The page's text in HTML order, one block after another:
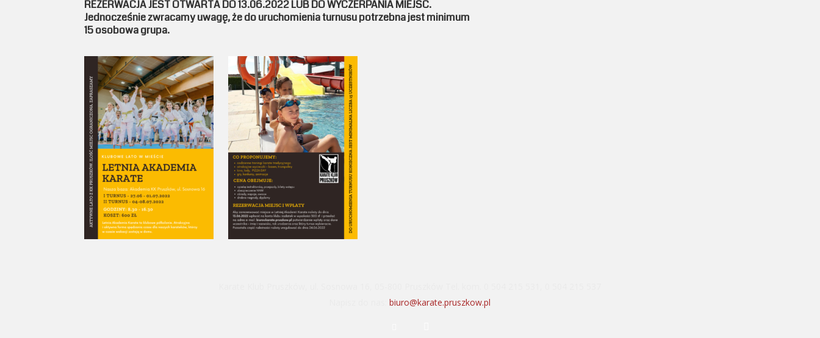
REZERWACJA JEST OTWARTA DO 13.06.2022 LUB DO WYCZERPANIA MIEJSC.
Jednocześnie zwracamy uwagę, że do uruchomienia turnusu potrzebna jest minimum
15 osobowa grupa.
Napisz do nas:biuro@karate.pruszkow.pl